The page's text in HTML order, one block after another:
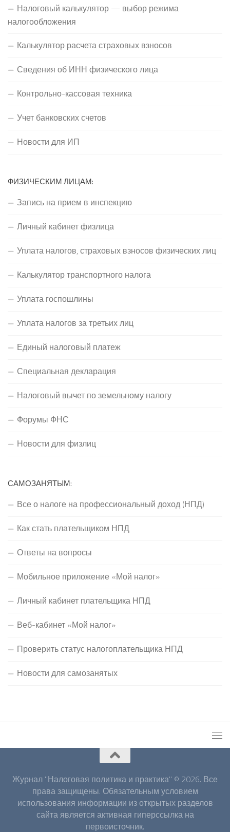
Налоговый калькулятор — выбор режима
налогообложения
Калькулятор расчета страховых взносов
Сведения об ИНН физического лица
Контрольно-кассовая техника
Учет банковских счетов
Новости для ИП
ФИЗИЧЕСКИМ ЛИЦАМ:
Запись на прием в инспекцию
Личный кабинет физлица
Уплата налогов, страховых взносов физических лиц
Калькулятор транспортного налога
Уплата госпошлины
Уплата налогов за третьих лиц
Единый налоговый платеж
Специальная декларация
Налоговый вычет по земельному налогу
Форумы ФНС
Новости для физлиц
САМОЗАНЯТЫМ:
Все о налоге на профессиональный доход (НПД)
Как стать плательщиком НПД
Ответы на вопросы
Мобильное приложение «Мой налог»
Личный кабинет плательщика НПД
Веб-кабинет «Мой налог»
Проверить статус налогоплательщика НПД
Новости для самозанятых
Журнал "Налоговая политика и практика" © 2026. Все
права защищены. Обязательным условием
использования информации из открытых разделов
сайта является активная гиперссылка на
первоисточник.